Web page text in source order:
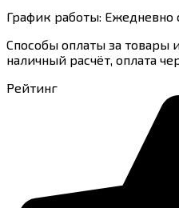
График работы: Ежедневно
Способы оплаты за товары
наличный расчёт, оплата
Рейтинг